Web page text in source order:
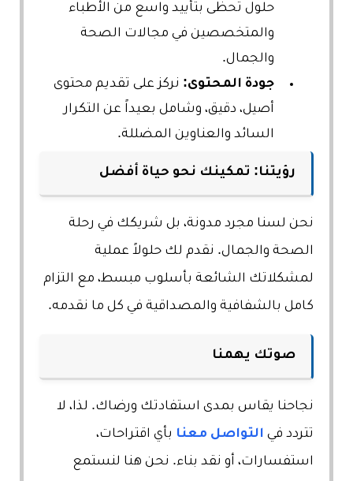
حلول تحظى بتأييد واسع من الأطباء
والمتخصصين في مجالات الصحة
والجمال.
جودة المحتوى: نركز على تقديم محتوى
أصيل، دقيق، وشامل بعيداً عن التكرار
السائد والعناوين المضللة.
رؤيتنا: تمكينك نحو حياة أفضل
نحن لسنا مجرد مدونة، بل شريكك في رحلة
الصحة والجمال. نقدم لك حلولاً عملية
لمشكلاتك الشائعة بأسلوب مبسط، مع التزام
كامل بالشفافية والمصداقية في كل ما نقدمه.
صوتك يهمنا
نجاحنا يقاس بمدى استفادتك ورضاك. لذا، لا
تتردد في التواصل معنا بأي اقتراحات،
استفسارات، أو نقد بناء. نحن هنا لنستمع